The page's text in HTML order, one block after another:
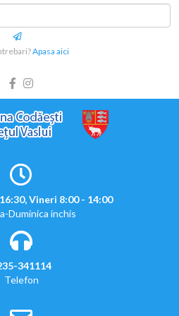
Apasa aici
Vineri 8:00 - 14:00
Duminica inchis
341114
Telefon